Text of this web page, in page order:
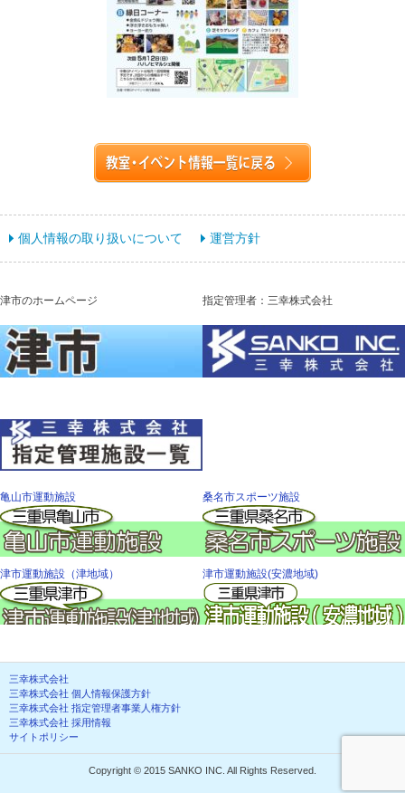
個人情報の取り扱いについて 運営方針
津市のホームページ 指定管理者：三幸株式会社